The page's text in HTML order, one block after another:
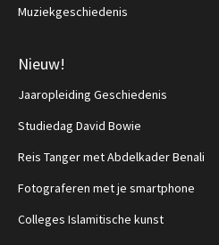
Muziekgeschiedenis
Nieuw!
Jaaropleiding Geschiedenis
Studiedag David Bowie
Reis Tanger met Abdelkader Benali
Fotograferen met je smartphone
Colleges Islamitische kunst